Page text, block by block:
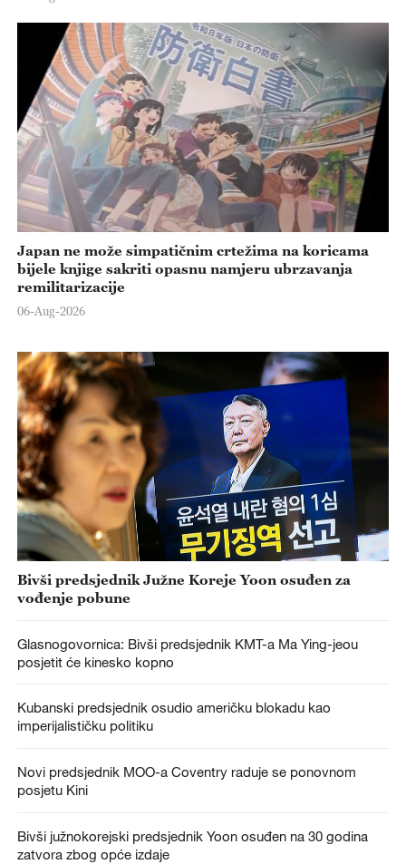
Japan ne može simpatičnim crtežima na koricama
bijele knjige sakriti opasnu namjeru ubrzavanja
remilitarizacije
06-Aug-2026
Bivši predsjednik Južne Koreje Yoon osuđen za
vođenje pobune
Glasnogovornica: Bivši predsjednik KMT-a Ma Ying-jeou
posjetit će kinesko kopno
Kubanski predsjednik osudio američku blokadu kao
imperijalističku politiku
Novi predsjednik MOO-a Coventry raduje se ponovnom
posjetu Kini
Bivši južnokorejski predsjednik Yoon osuđen na 30 godina
zatvora zbog opće izdaje